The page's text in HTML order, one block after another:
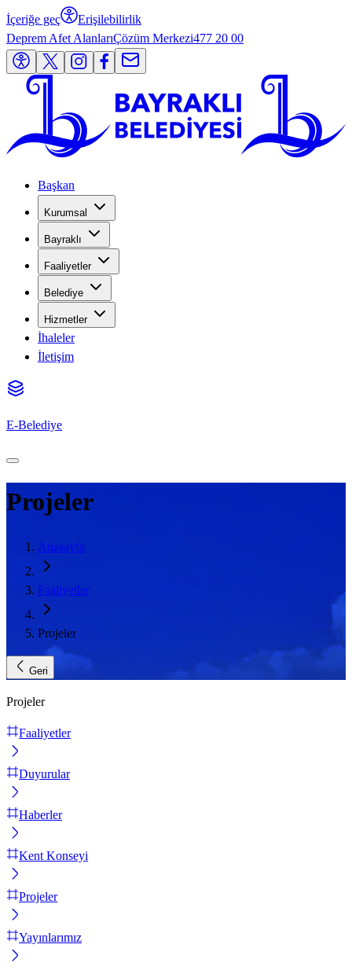
İçeriğe geç
Erişilebilirlik
Deprem Afet AlanlarıÇözüm Merkezi477 20 00
Başkan
Kurumsal
Bayraklı
Faaliyetler
Belediye
Hizmetler
İhaleler
İletişim
E-Belediye
Projeler
Anasayfa
Faaliyetler
Projeler
Geri
Projeler
Faaliyetler
Duyurular
Haberler
Kent Konseyi
Projeler
Yayınlarımız